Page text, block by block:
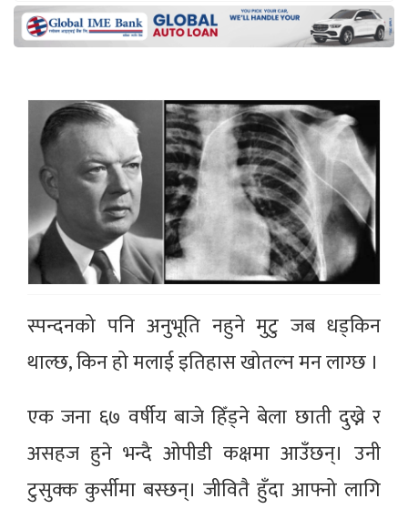
स्पन्दनको पनि अनुभूति नहुने मुटु जब धड्किन
थाल्छ, किन हो मलाई इतिहास खोतल्न मन लाग्छ ।
एक जना ६७ वर्षीय बाजे हिँड्ने बेला छाती दुख्ने र
असहज हुने भन्दै ओपीडी कक्षमा आउँछन्। उनी
टुसुक्क कुर्सीमा बस्छन्। जीवितै हुँदा आफ्नो लागि